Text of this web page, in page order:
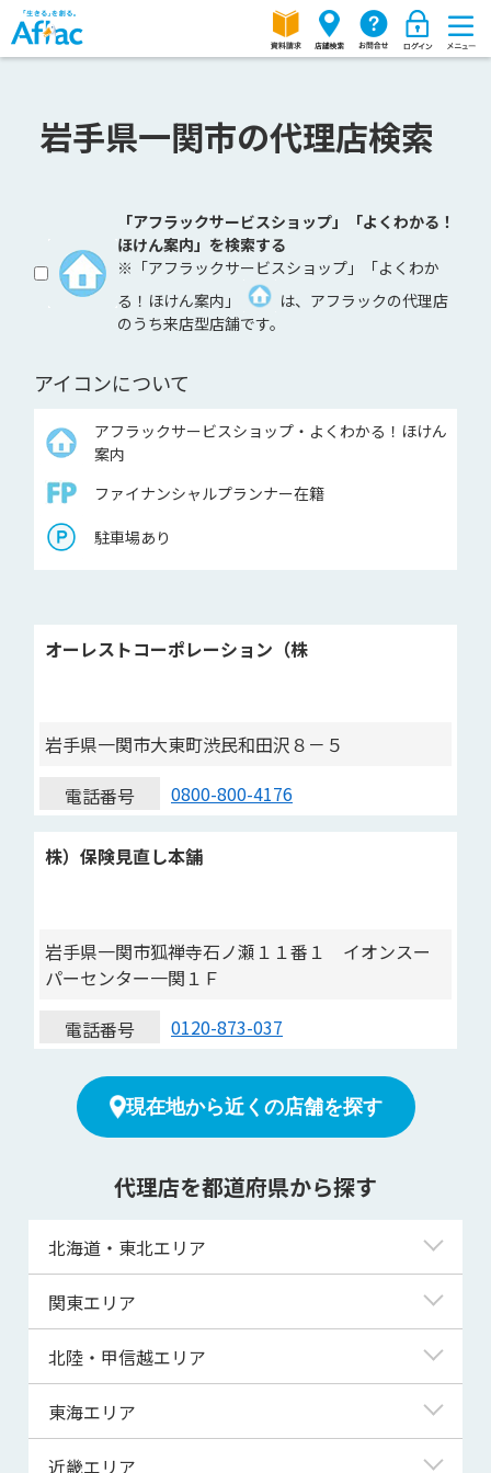
岩手県一関市の代理店検索
「アフラックサービスショップ」「よくわかる！
ほけん案内」を検索する
※「アフラックサービスショップ」「よくわか
る！ほけん案内」
は、アフラックの代理店
のうち来店型店舗です。
アイコンについて
アフラックサービスショップ・よくわかる！ほけん
案内
ファイナンシャルプランナー在籍
駐車場あり
オーレストコーポレーション（株
岩手県一関市大東町渋民和田沢８－５
電話番号
0800-800-4176
株）保険見直し本舗
岩手県一関市狐禅寺石ノ瀬１１番１ イオンスー
パーセンター一関１Ｆ
電話番号
0120-873-037
現在地から近くの店舗を探す
代理店を都道府県から探す
北海道・東北エリア
北海道
青森県
宮城県
関東エリア
東京都
神奈川県
埼玉県
北陸・甲信越エリア
新潟県
富山県
東海エリア
岐阜県
近畿エリア